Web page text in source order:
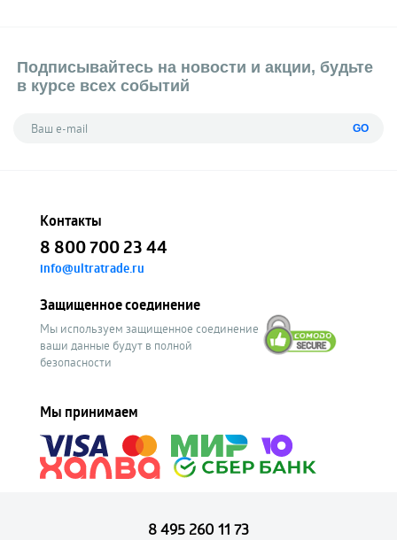
Подписывайтесь на новости и акции, будьте
в курсе всех событий
GO
Контакты
8 800 700 23 44
info@ultratrade.ru
Защищенное соединение
Мы используем защищенное соединение
ваши данные будут в полной
безопасности
Мы принимаем
8 495 260 11 73